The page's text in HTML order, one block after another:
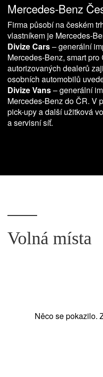
Mercedes-Benz
Firma působí na českém
vlastníkem je Mercedes-
Divize Cars– generální
Mercedes-Benz, smart
autorizovaných dealerů
osobních automobilů
Divize Vans– generální
Mercedes-Benz do ČR. V
pick-upy a další užitková
a servisní síť.
Volná místa
Něco se pokazilo.